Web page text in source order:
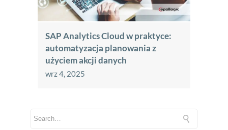
SAP Analytics Cloud w praktyce:
automatyzacja planowania z
użyciem akcji danych
wrz 4, 2025